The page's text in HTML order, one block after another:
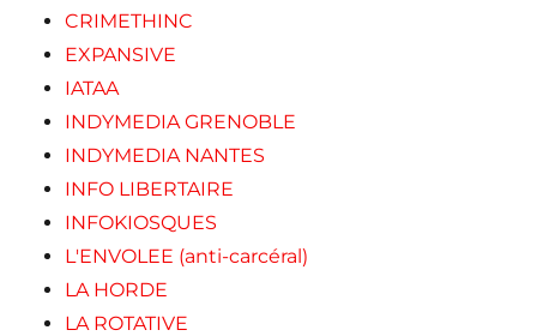
CRIMETHINC
EXPANSIVE
IATAA
INDYMEDIA GRENOBLE
INDYMEDIA NANTES
INFO LIBERTAIRE
INFOKIOSQUES
L'ENVOLEE (anti-carcéral)
LA HORDE
LA ROTATIVE